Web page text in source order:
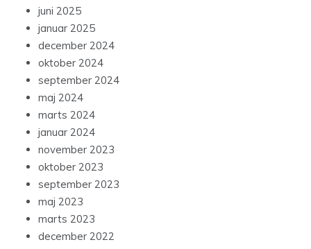
juni 2025
januar 2025
december 2024
oktober 2024
september 2024
maj 2024
marts 2024
januar 2024
november 2023
oktober 2023
september 2023
maj 2023
marts 2023
december 2022